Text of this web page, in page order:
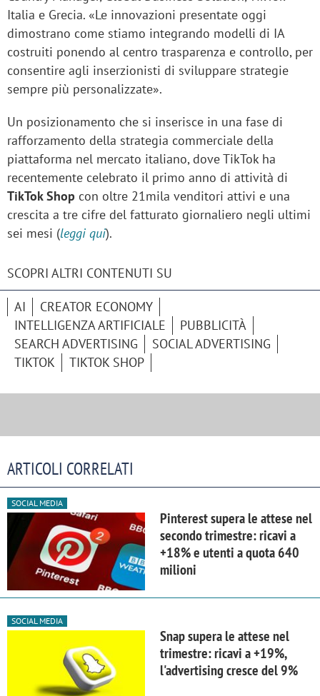
Italia e Grecia. «Le innovazioni presentate oggi
dimostrano come stiamo integrando modelli di IA
costruiti ponendo al centro trasparenza e controllo, per
consentire agli inserzionisti di sviluppare strategie
sempre più personalizzate».
Un posizionamento che si inserisce in una fase di
rafforzamento della strategia commerciale della
piattaforma nel mercato italiano, dove TikTok ha
recentemente celebrato il primo anno di attività di
TikTok Shop con oltre 21mila venditori attivi e una
crescita a tre cifre del fatturato giornaliero negli ultimi
sei mesi (leggi qui).
SCOPRI ALTRI CONTENUTI SU
AI
CREATOR ECONOMY
INTELLIGENZA ARTIFICIALE
PUBBLICITÀ
SEARCH ADVERTISING
SOCIAL ADVERTISING
TIKTOK
TIKTOK SHOP
ARTICOLI CORRELATI
SOCIAL MEDIA
Pinterest supera le attese nel
secondo trimestre: ricavi a
+18% e utenti a quota 640
milioni
SOCIAL MEDIA
Snap supera le attese nel
trimestre: ricavi a +19%,
l'advertising cresce del 9%